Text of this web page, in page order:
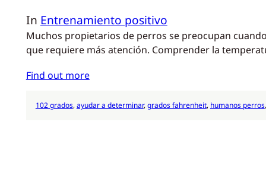
In Entrenamiento positivo
Muchos propietarios de perros se preocupan
que requiere más atención. Comprender la
Find out more
102 grados, ayudar a determinar, grados fahrenheit, humanos perros